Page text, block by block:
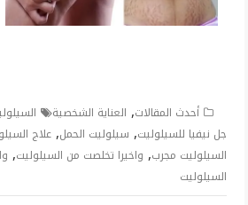
أحدث المقالات, العناية الشخصية
جل نيفيا للسيلوليت, سيلوليت الحمل,علاج
السيلوليت مجرب, واخيرا تخلصت من السيلوليت,
السيلوليت